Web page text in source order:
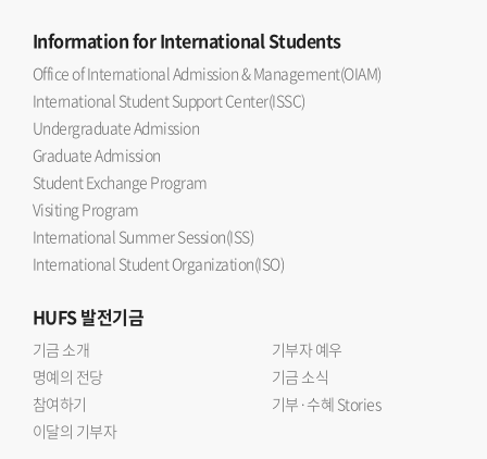
Informationfor International Students
Office of International Admission & Management(OIAM)
International Student Support Center(ISSC)
Undergraduate Admission
Graduate Admission
Student Exchange Program
Visiting Program
International Summer Session(ISS)
International Student Organization(ISO)
HUFS발전기금
기금 소개
기부자 예우
명예의 전당
기금 소식
참여하기
기부·수혜 Stories
이달의 기부자